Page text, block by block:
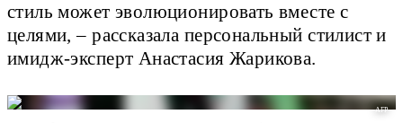
стиль может эволюционировать вместе с
целями, – рассказала персональный стилист и
имидж-эксперт Анастасия Жарикова.
AFP